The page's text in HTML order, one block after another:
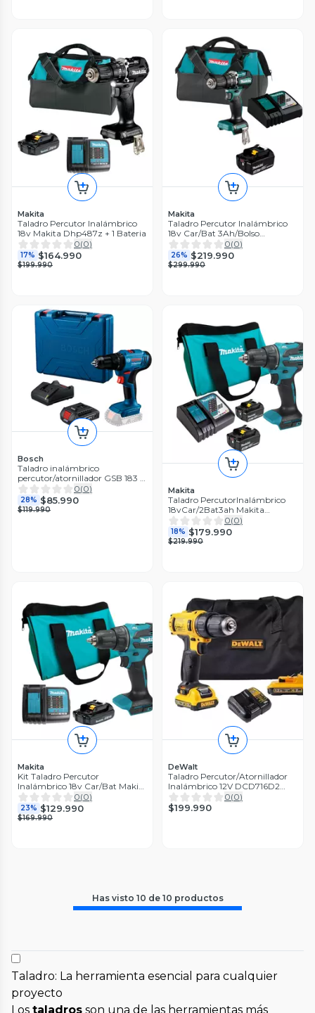
Makita
Taladro Percutor Inalámbrico
18v Makita Dhp487z + 1 Bateria
0(0)
17% $164.990
$199.990
Makita
Taladro Percutor Inalámbrico
18v Car/Bat 3Ah/Bolso
DHP487RF
0(0)
26% $219.990
$299.990
Bosch
Taladro inalámbrico
percutor/atornillador GSB 183 +
batería 18 V 2.0 Ah + cargador
GAL 18 V-20 + maletín
0(0)
28% $85.990
$119.990
Makita
Taladro PercutorInalámbrico
18vCar/2Bat3ah Makita
Dhp490rfx2
0(0)
18% $179.990
$219.990
Makita
Kit Taladro Percutor
Inalámbrico 18v Car/Bat Makita
Dhp490sy
0(0)
23% $129.990
$169.990
DeWalt
Taladro Percutor/Atornillador
Inalámbrico 12V DCD716D2
Dewalt
0(0)
$199.990
Has visto 10 de 10 productos
Taladro: La herramienta esencial para cualquier
proyecto
Los taladros son una de las herramientas más